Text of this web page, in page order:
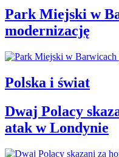
Park Miejski w
modernizację
Polska i świat
Dwaj Polacy
atak w Londynie